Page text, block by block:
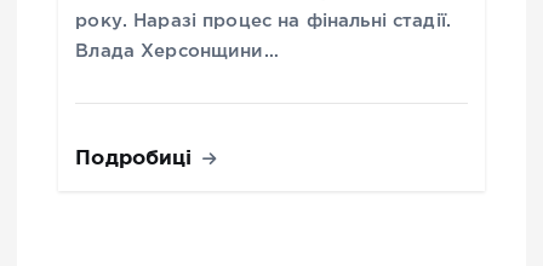
року. Наразі процес на фінальні стадії.
Влада Херсонщини…
Подробиці